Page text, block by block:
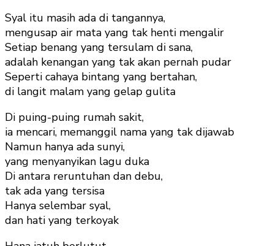
Syal itu masih ada di tangannya,
mengusap air mata yang tak henti mengalir
Setiap benang yang tersulam di sana,
adalah kenangan yang tak akan pernah pudar
Seperti cahaya bintang yang bertahan,
di langit malam yang gelap gulita
Di puing-puing rumah sakit,
ia mencari, memanggil nama yang tak dijawab
Namun hanya ada sunyi,
yang menyanyikan lagu duka
Di antara reruntuhan dan debu,
tak ada yang tersisa
Hanya selembar syal,
dan hati yang terkoyak